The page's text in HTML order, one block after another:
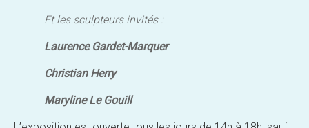
Et les sculpteurs invités :
Laurence Gardet-Marquer
Christian Herry
Maryline Le Gouill